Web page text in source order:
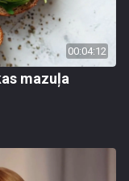
00:04:12
mazuļa